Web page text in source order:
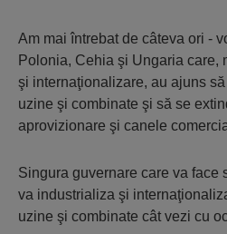
Am mai întrebat de câteva ori -
Polonia, Cehia şi Ungaria care,
şi internaţionalizare, au ajuns
uzine şi combinate şi să se
aprovizionare şi canele
Singura guvernare care va face
va industrializa şi
uzine şi combinate cât vezi cu